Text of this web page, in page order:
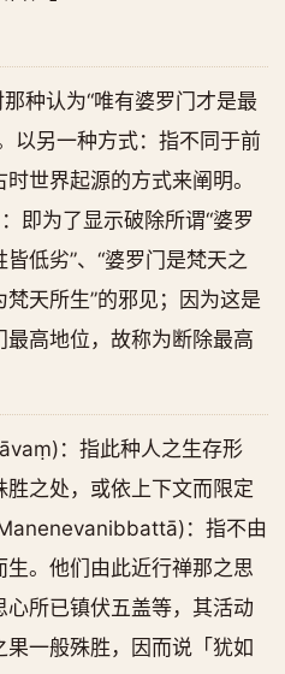
那种认为“唯有婆罗门才是最
以另一种方式：指不同于前
世界起源的方式来阐明。
即为了显示破除所谓“婆罗
低劣”、“婆罗门是梵天之
天所生”的邪见；因为这是
高地位，故称为断除最高
：指此种人之生存形
之处，或依上下文而限定
：指不由
。他们由此近行禅那之思
所已镇伏五盖等，其活动
一般殊胜，因而说「犹如